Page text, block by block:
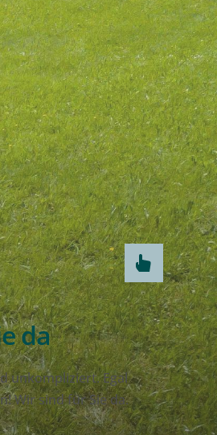
da
unkompliziert. Egal
Wir sind für Sie da.